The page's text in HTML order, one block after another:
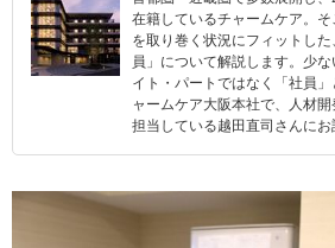
在籍しているチャームケア。
を取り巻く状況にフィットし
員」について解説します。少
イト・パートではなく「社員
ャームケア大阪本社で、人材
担当している越田直司さんにお